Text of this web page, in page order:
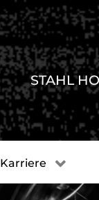
STAHL
Karriere